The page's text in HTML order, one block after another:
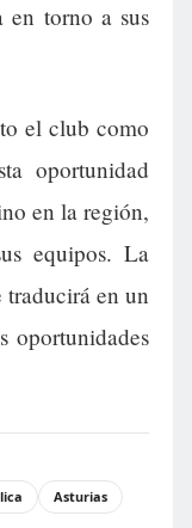
en torno a sus
el club como
oportunidad
en la región,
equipos. La
traducirá en un
oportunidades
Asturias